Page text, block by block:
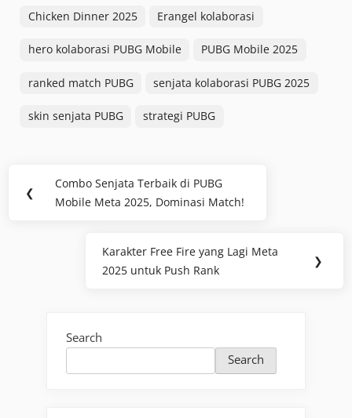
Chicken Dinner 2025 Erangel kolaborasi
hero kolaborasi PUBG Mobile PUBG Mobile 2025
ranked match PUBG senjata kolaborasi PUBG 2025
skin senjata PUBG strategi PUBG
navigation
❮
Previous
Post:
Combo Senjata Terbaik di PUBG
Mobile Meta 2025, Dominasi Match!
Next
Post:
Karakter Free Fire yang Lagi Meta
2025 untuk Push Rank
❯
Search
Search